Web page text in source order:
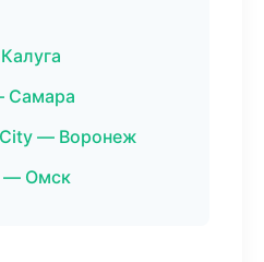
Самара
— Воронеж
— Омск